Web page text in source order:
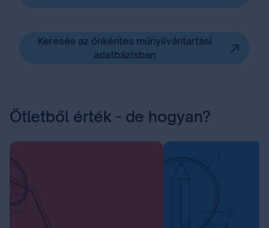
Keresés az önkéntes műnyilvántartási
adatbázisban
Ötletből érték - de hogyan?